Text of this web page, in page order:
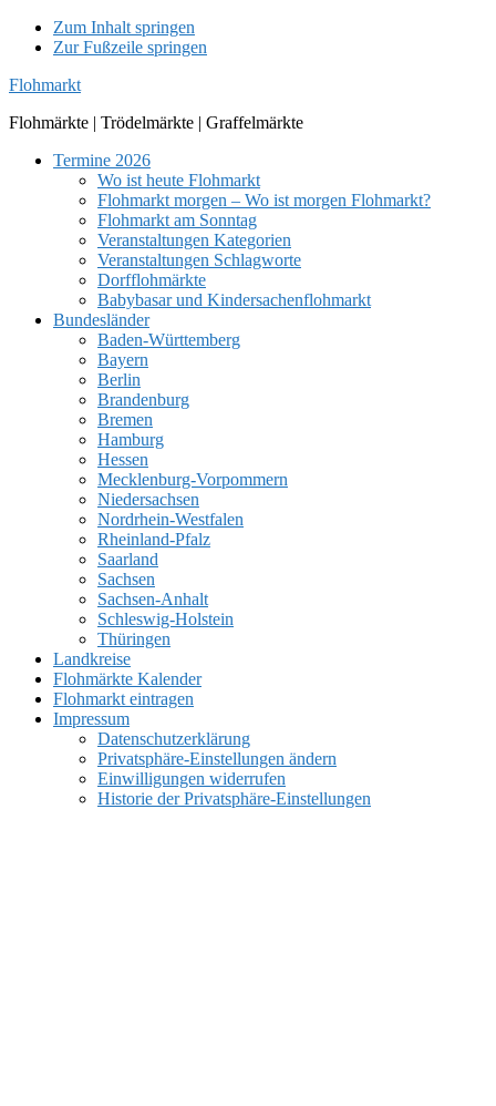
Zum Inhalt springen
Zur Fußzeile springen
Flohmarkt
Flohmärkte | Trödelmärkte | Graffelmärkte
Termine 2026
Wo ist heute Flohmarkt
Flohmarkt morgen – Wo ist morgen Flohmarkt?
Flohmarkt am Sonntag
Veranstaltungen Kategorien
Veranstaltungen Schlagworte
Dorfflohmärkte
Babybasar und Kindersachenflohmarkt
Bundesländer
Baden-Württemberg
Bayern
Berlin
Brandenburg
Bremen
Hamburg
Hessen
Mecklenburg-Vorpommern
Niedersachsen
Nordrhein-Westfalen
Rheinland-Pfalz
Saarland
Sachsen
Sachsen-Anhalt
Schleswig-Holstein
Thüringen
Landkreise
Flohmärkte Kalender
Flohmarkt eintragen
Impressum
Datenschutzerklärung
Privatsphäre-Einstellungen ändern
Einwilligungen widerrufen
Historie der Privatsphäre-Einstellungen